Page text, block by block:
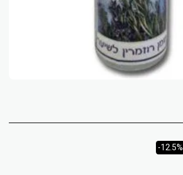
-12.5%